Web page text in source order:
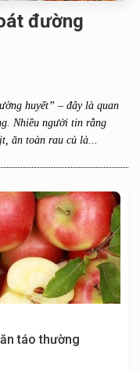
đường
huyết” – đây là quan
Nhiều người tin rằng
ăn toàn rau củ là...
táo thường